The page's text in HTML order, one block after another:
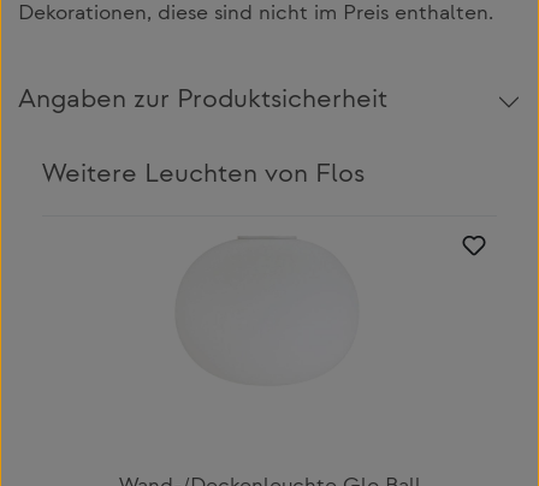
Dekorationen, diese sind nicht im Preis enthalten.
Angaben zur Produktsicherheit
Weitere Leuchten von Flos